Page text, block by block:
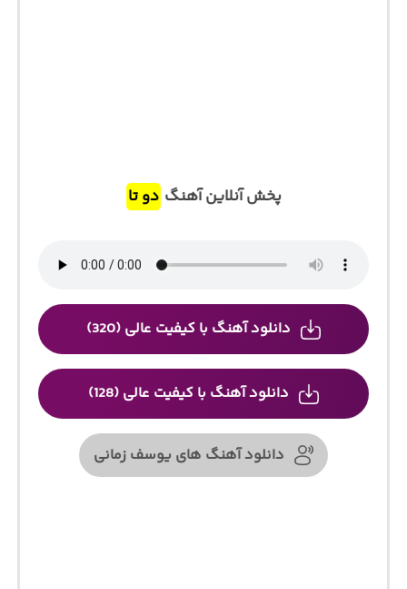
پخش آنلاین آهنگ دو تا
دانلود آهنگ با کیفیت عالی (320)
دانلود آهنگ با کیفیت عالی (128)
دانلود آهنگ های یوسف زمانی